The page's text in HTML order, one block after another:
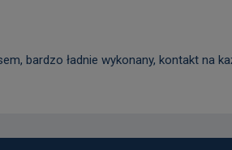
bardzo ładnie wykonany, kontakt na